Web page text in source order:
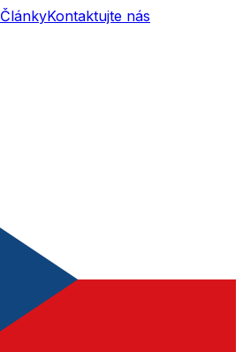
ČlánkyKontaktujte nás